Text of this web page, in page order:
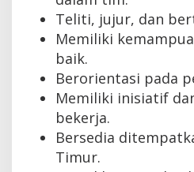
Teliti, jujur, dan
Memiliki
baik.
Berorientasi pada
Memiliki inisiatif
bekerja.
Bersedia
Timur.